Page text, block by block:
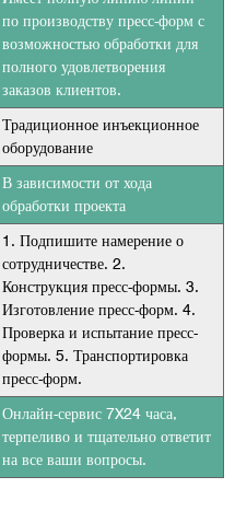
по производству пресс-форм с
возможностью обработки для
полного удовлетворения
заказов клиентов.
Традиционное инъекционное
оборудование
В зависимости от хода
обработки проекта
1. Подпишите намерение о
сотрудничестве. 2.
Конструкция пресс-формы. 3.
Изготовление пресс-форм. 4.
Проверка и испытание пресс-
формы. 5. Транспортировка
пресс-форм.
Онлайн-сервис 7X24 часа,
терпеливо и тщательно ответит
на все ваши вопросы.